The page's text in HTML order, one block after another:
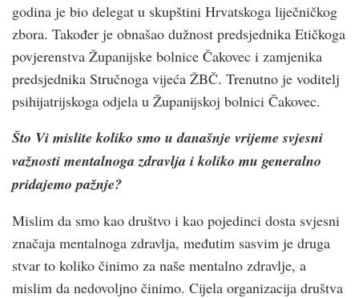
godina je bio delegat u skupštini Hrvatskoga liječničkog
zbora. Također je obnašao dužnost predsjednika Etičkoga
povjerenstva Županijske bolnice Čakovec i zamjenika
predsjednika Stručnoga vijeća ŽBČ. Trenutno je voditelj
psihijatrijskoga odjela u Županijskoj bolnici Čakovec.
Što Vi mislite koliko smo u današnje vrijeme svjesni
važnosti mentalnoga zdravlja i koliko mu generalno
pridajemo pažnje?
Mislim da smo kao društvo i kao pojedinci dosta svjesni
značaja mentalnoga zdravlja, međutim sasvim je druga
stvar to koliko činimo za naše mentalno zdravlje, a
mislim da nedovoljno činimo. Cijela organizacija društva